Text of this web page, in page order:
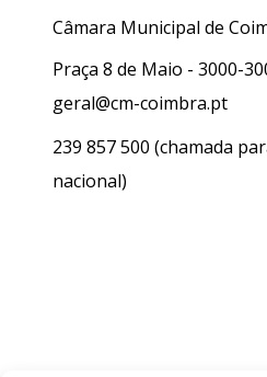
Câmara Municipal de
Praça 8 de Maio - 3000-
geral@cm-coimbra.pt
239 857 500 (chamada
nacional)